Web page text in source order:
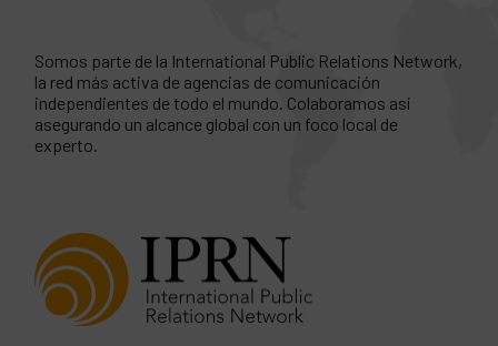
Somos parte de la International Public Relations Network,
la red más activa de agencias de comunicación
independientes de todo el mundo. Colaboramos así
asegurando un alcance global con un foco local de
experto.